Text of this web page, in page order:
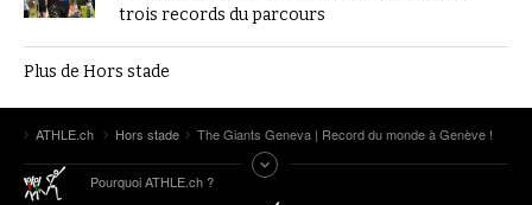
trois records du parcours
Plus de Hors stade
ATHLE.ch Hors stade The Giants Geneva | Record du monde à Genève !
Pourquoi ATHLE.ch ?